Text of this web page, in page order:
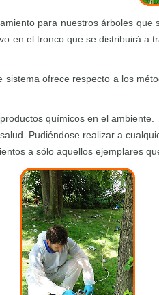
para nuestros árboles que
en el tronco que se distribuirá a
sistema ofrece respecto a los
químicos en el ambiente.
Pudiéndose realizar a
a sólo aquellos ejemplares